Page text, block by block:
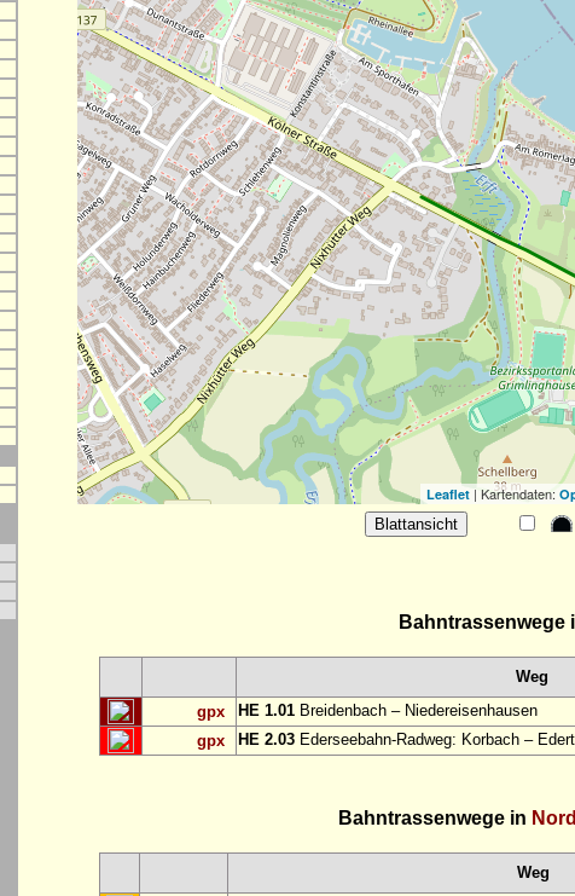
Leaflet| Kartendaten:
Bahntrassenwege
Weg
gpx
HE 1.01 Breidenbach – Niedereisenhausen
gpx
HE 2.03 Ederseebahn-Radweg: Korbach –
Bahntrassenwege in
Weg